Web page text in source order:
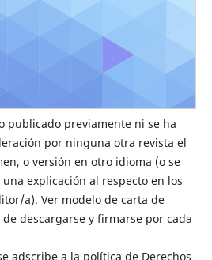
publicado previamente ni se ha
por ninguna otra revista el
o versión en otro idioma (o se
explicación al respecto en los
a). Ver modelo de carta de
descargarse y firmarse por cada
adscribe a la política de Derechos